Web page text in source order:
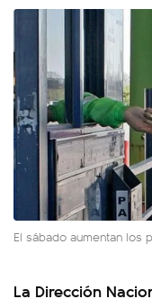
El sábado aumentan los
La Dirección